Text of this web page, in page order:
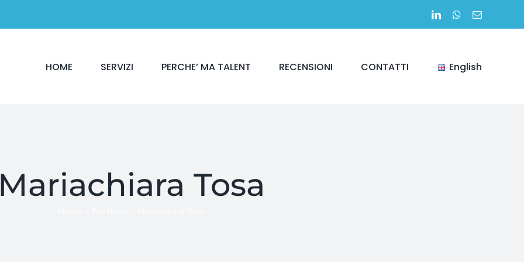
LinkedInWhatsApp
Email
HOME SERVIZI PERCHE’ MA TALENT RECENSIONI CONTATTI English
Mariachiara Tosa